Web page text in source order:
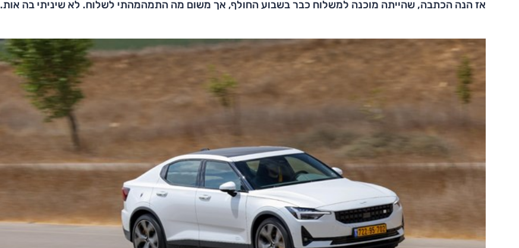
אז הנה הכתבה, שהייתה מוכנה למשלוח כבר בשבוע החולף, אך משום מה התמהמהתי לשלוח. לא שיניתי בה אות.